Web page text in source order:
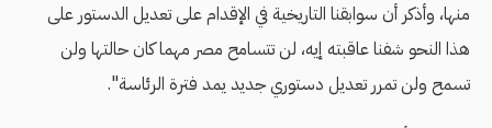
منها، وأذكر أن سوابقنا التاريخية في الإقدام على تعديل الدستور على
هذا النحو شفنا عاقبته إيه، لن تتسامح مصر مهما كان حالتها ولن
تسمح ولن تمرر تعديل دستوري جديد يمد فترة الرئاسة".